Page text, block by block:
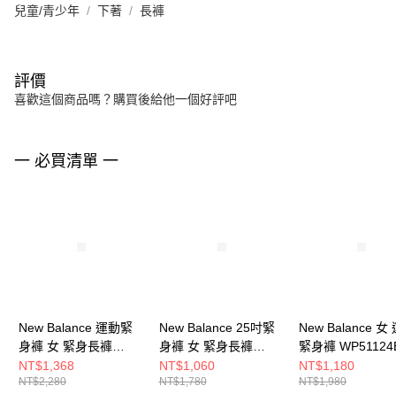
兒童/青少年 下著 長褲
評價
喜歡這個商品嗎？購買後給他一個好評吧
一 必買清單 一
New Balance 運動緊
身褲 女 緊身長褲
WP51268WAD-F
NT$1,368
NT$2,280
New Balance 25吋緊
身褲 女 緊身長褲
WP51112DRE-F
NT$1,060
NT$1,780
New Balance 女
緊身褲
F
NT$1,180
NT$1,980